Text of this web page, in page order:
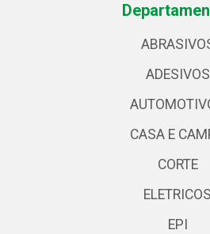
ADESIVOS
CASA E
CORTE
ELETRICOS
EPI